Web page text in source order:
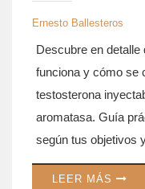
Ernesto Ballesteros
Descubre en
funciona y cómo se
testosterona
aromatasa. Guía
según tus objetivos
LEER MÁS